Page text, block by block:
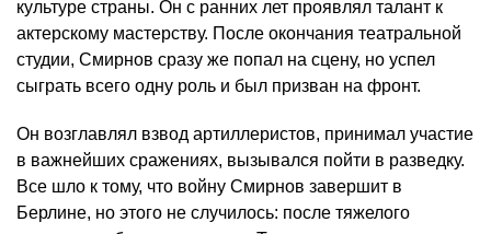
культуре страны. Он с ранних лет проявлял талант к
актерскому мастерству. После окончания театральной
студии, Смирнов сразу же попал на сцену, но успел
сыграть всего одну роль и был призван на фронт.
Он возглавлял взвод артиллеристов, принимал участие
в важнейших сражениях, вызывался пойти в разведку.
Все шло к тому, что войну Смирнов завершит в
Берлине, но этого не случилось: после тяжелого